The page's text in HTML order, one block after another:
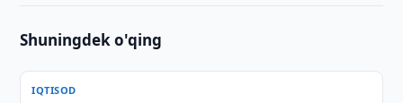
Shuningdek o'qing
IQTISOD